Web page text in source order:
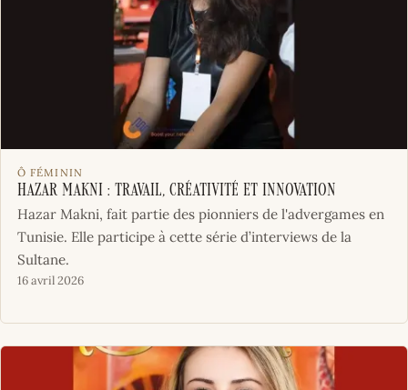
Ô FÉMININ
Hazar Makni : travail, créativité et innovation
Hazar Makni, fait partie des pionniers de l'advergames en
Tunisie. Elle participe à cette série d’interviews de la
Sultane.
16 avril 2026